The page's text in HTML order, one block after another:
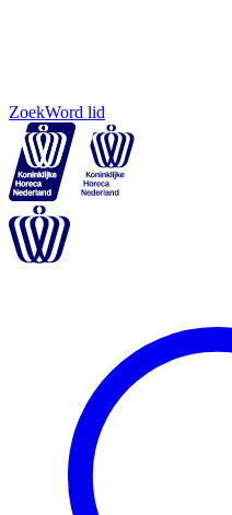
ZoekWord lid